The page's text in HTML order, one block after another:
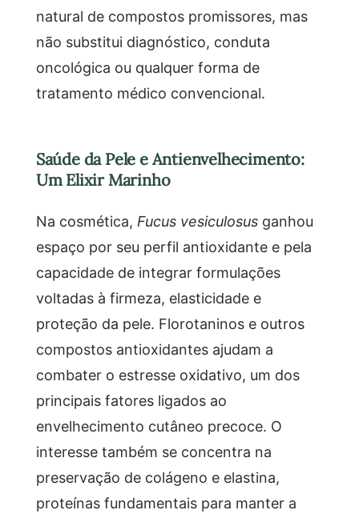
natural de compostos promissores, mas
não substitui diagnóstico, conduta
oncológica ou qualquer forma de
tratamento médico convencional.
Saúde da Pele e Antienvelhecimento:
Um Elixir Marinho
Na cosmética, Fucus vesiculosusganhou
espaço por seu perfil antioxidante e pela
capacidade de integrar formulações
voltadas à firmeza, elasticidade e
proteção da pele. Florotaninos e outros
compostos antioxidantes ajudam a
combater o estresse oxidativo, um dos
principais fatores ligados ao
envelhecimento cutâneo precoce. O
interesse também se concentra na
preservação de colágeno e elastina,
proteínas fundamentais para manter a